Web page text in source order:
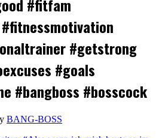
#fitfam
#getstrong
#goals
#bangboss #bosscock
BANG-BOSS